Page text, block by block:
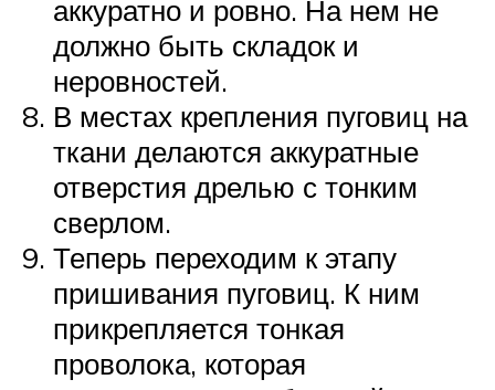
аккуратно и ровно. На нем не
должно быть складок и
неровностей.
В местах крепления пуговиц на
ткани делаются аккуратные
отверстия дрелью с тонким
сверлом.
Теперь переходим к этапу
пришивания пуговиц. К ним
прикрепляется тонкая
проволока, которая